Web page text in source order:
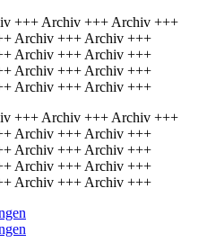
+++ Archiv +++ Archiv +++
Archiv +++ Archiv +++
Archiv +++ Archiv +++
Archiv +++ Archiv +++
Archiv +++ Archiv +++
+++ Archiv +++ Archiv +++
Archiv +++ Archiv +++
Archiv +++ Archiv +++
Archiv +++ Archiv +++
Archiv +++ Archiv +++